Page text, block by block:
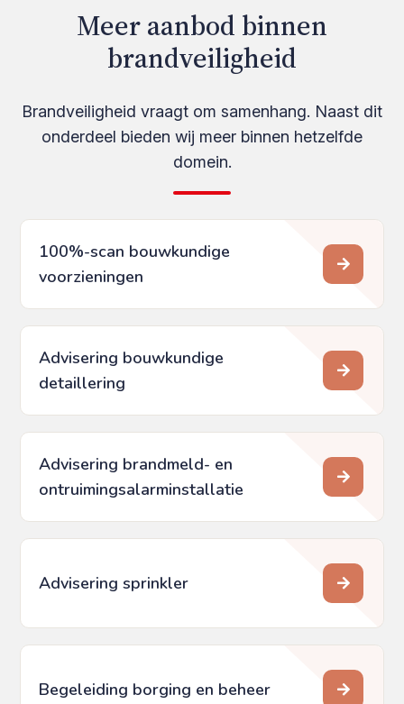
Meer aanbod binnen
brandveiligheid
Brandveiligheid vraagt om samenhang. Naast dit
onderdeel bieden wij meer binnen hetzelfde
domein.
100%-scan bouwkundige
voorzieningen
Advisering bouwkundige
detaillering
Advisering brandmeld- en
ontruimings­alarminstallatie
Advisering sprinkler
Begeleiding borging en beheer